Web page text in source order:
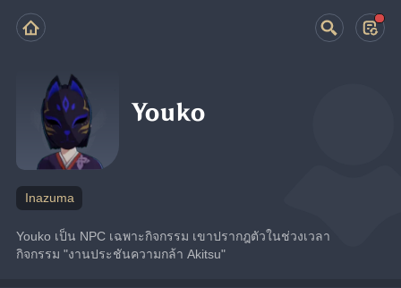
Youko
Inazuma
Youko เป็น NPC เฉพาะกิจกรรม เขาปรากฎตัวในช่วงเวลา
กิจกรรม "งานประชันความกล้า Akitsu"